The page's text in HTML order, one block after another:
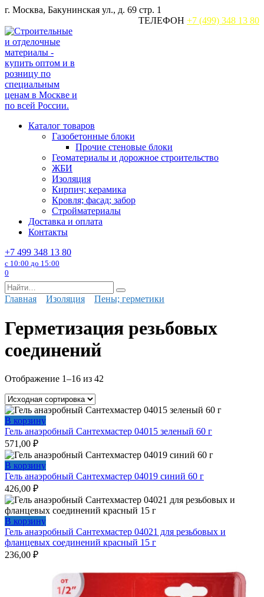
Перейти
содержанию
г. Москва, Бакунинская ул., д. 69 стр. 1
ТЕЛЕФОН +7 (499) 348 13 80
Каталог товаров
Газобетонные блоки
Прочие стеновые блоки
Геоматериалы и дорожное строительство
ЖБИ
Изоляция
Кирпич; керамика
Кровля; фасад; забор
Стройматериалы
Доставка и оплата
Контакты
+7 499 348 13 80
с 10:00 до 15:00
0
Search
for:
Главная Изоляция Пены; герметики
Герметизация резьбовых
соединений
Отображение 1–16 из 42
В корзину
Гель анаэробный Сантехмастер 04015 зеленый 60 г
571,00 ₽
В корзину
Гель анаэробный Сантехмастер 04019 синий 60 г
426,00 ₽
В корзину
Гель анаэробный Сантехмастер 04021 для резьбовых и
фланцевых соединений красный 15 г
236,00 ₽